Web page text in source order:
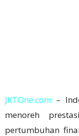
JKTOne.com –
menoreh
pertumbuhan